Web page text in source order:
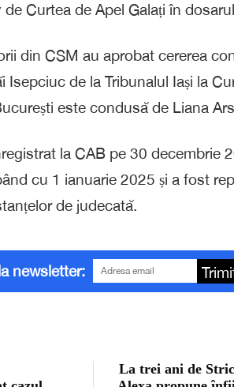
Curtea de Apel Galați în
din CSM au aprobat cererea
Isepciuc de la Tribunalul Iași la
este condusă de Liana
la CAB pe 30 decembrie
cu 1 ianuarie 2025 și a fost
de judecată.
newsletter:
La trei ani de